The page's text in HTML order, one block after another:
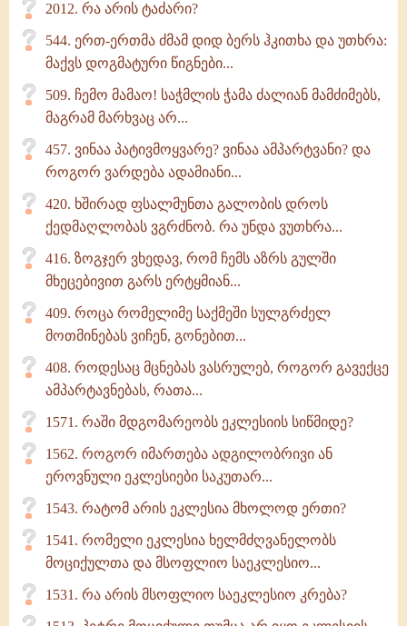
2012. რა არის ტაძარი?
544. ერთ-ერთმა ძმამ დიდ ბერს ჰკითხა და უთხრა:
მაქვს დოგმატური წიგნები...
509. ჩემო მამაო! საჭმლის ჭამა ძალიან მამძიმებს,
მაგრამ მარხვაც არ...
457. ვინაა პატივმოყვარე? ვინაა ამპარტვანი? და
როგორ ვარდება ადამიანი...
420. ხშირად ფსალმუნთა გალობის დროს
ქედმაღლობას ვგრძნობ. რა უნდა ვუთხრა...
416. ზოგჯერ ვხედავ, რომ ჩემს აზრს გულში
მხეცებივით გარს ერტყმიან...
409. როცა რომელიმე საქმეში სულგრძელ
მოთმინებას ვიჩენ, გონებით...
408. როდესაც მცნებას ვასრულებ, როგორ გავექცე
ამპარტავნებას, რათა...
1571. რაში მდგომარეობს ეკლესიის სიწმიდე?
1562. როგორ იმართება ადგილობრივი ან
ეროვნული ეკლესიები საკუთარ...
1543. რატომ არის ეკლესია მხოლოდ ერთი?
1541. რომელი ეკლესია ხელმძღვანელობს
მოციქულთა და მსოფლიო საეკლესიო...
1531. რა არის მსოფლიო საეკლესიო კრება?